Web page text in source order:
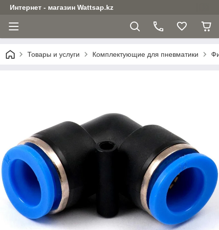
Интернет - магазин Wattsap.kz
Товары и услуги Комплектующие для пневматики